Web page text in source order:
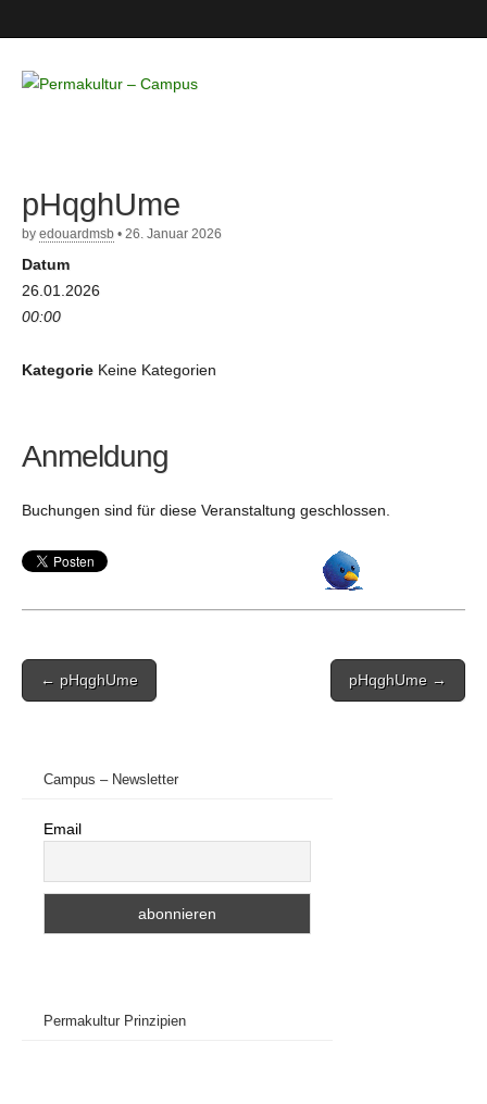
– Campus
pHqghUme
by edouardmsb • 26. Januar 2026
Datum
26.01.2026
00:00
Kategorie Keine Kategorien
Anmeldung
Buchungen sind für diese Veranstaltung geschlossen.
Post
navigation
← pHqghUme pHqghUme →
Campus – Newsletter
Email
Permakultur Prinzipien